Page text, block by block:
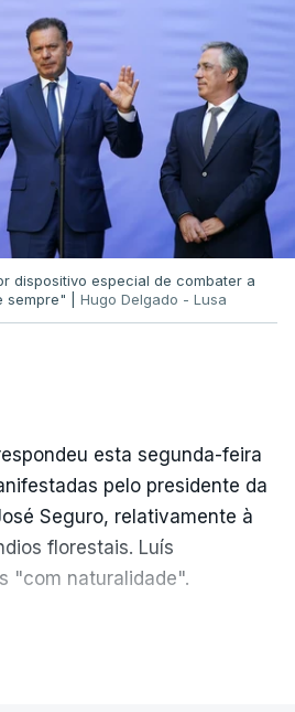
dispositivo especial de combater a
sempre" | Hugo Delgado - Lusa
esta segunda-feira
pelo presidente da
Seguro, relativamente à
florestais. Luís
"com naturalidade".